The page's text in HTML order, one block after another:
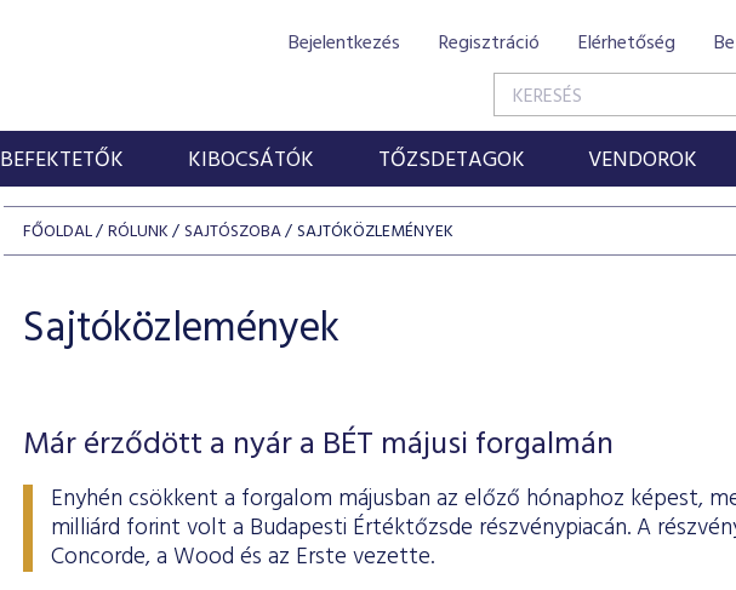
Bejelentkezés Regisztráció Elérhetőség
BEFEKTETŐK KIBOCSÁTÓK TŐZSDETAGOK VENDOROK
FŐOLDAL RÓLUNK SAJTÓSZOBA SAJTÓKÖZLEMÉNYEK
Sajtóközlemények
Már érződött a nyár a BÉT májusi forgalmán
Enyhén csökkent a forgalom májusban az előző hónaphoz képest,
milliárd forint volt a Budapesti Értéktőzsde részvénypiacán. A
Concorde, a Wood és az Erste vezette.